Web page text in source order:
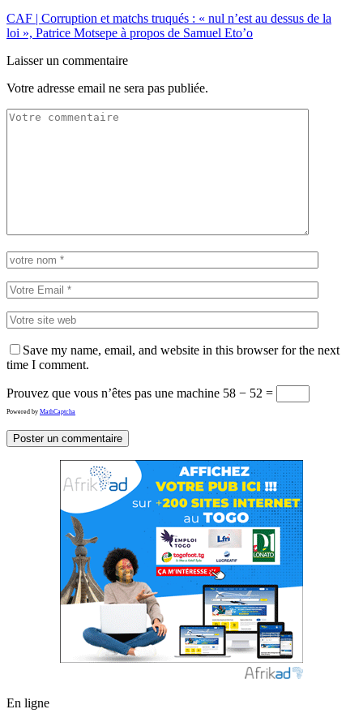
CAF | Corruption et matchs truqués : « nul n’est au dessus de la
loi », Patrice Motsepe à propos de Samuel Eto’o
Laisser un commentaire
Votre adresse email ne sera pas publiée.
Save my name, email, and website in this browser for the next
time I comment.
Prouvez que vous n’êtes pas une machine 58 − 52 =
Powered by MathCaptcha
En ligne